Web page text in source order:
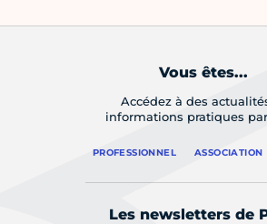
Vous êtes...
Accédez à des
informations pratiques
PROFESSIONNEL ASSOCIATION
Les newsletters de